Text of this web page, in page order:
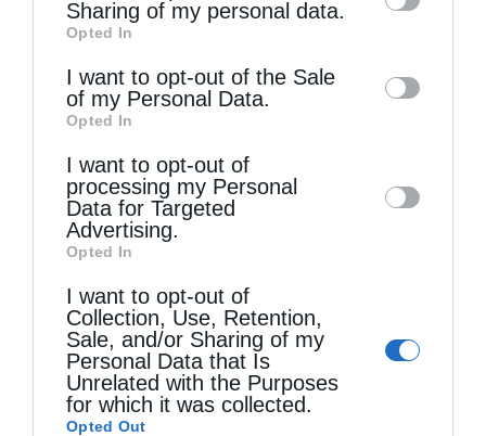
of downstream participants. This
information may also be disclosed by us to
third parties on theIAB’s List of
Downstream Participants
disclose it to other third parties.
Sharing of my personal data.
Opted In
I want to opt-out of the Sale
of my Personal Data.
Opted In
I want to opt-out of
processing my Personal
Data for Targeted
Advertising.
Opted In
I want to opt-out of
Collection, Use, Retention,
Sale, and/or Sharing of my
Personal Data that Is
Unrelated with the Purposes
for which it was collected.
Opted Out
Άγιος Παΐσιος ο Αγιορείτης: Ἐχε εμπιστοσύνη στο
Θεό
Ρώτησε κάποιος τον αββά Παφνούτιο: “Πες μου
κάποιον...